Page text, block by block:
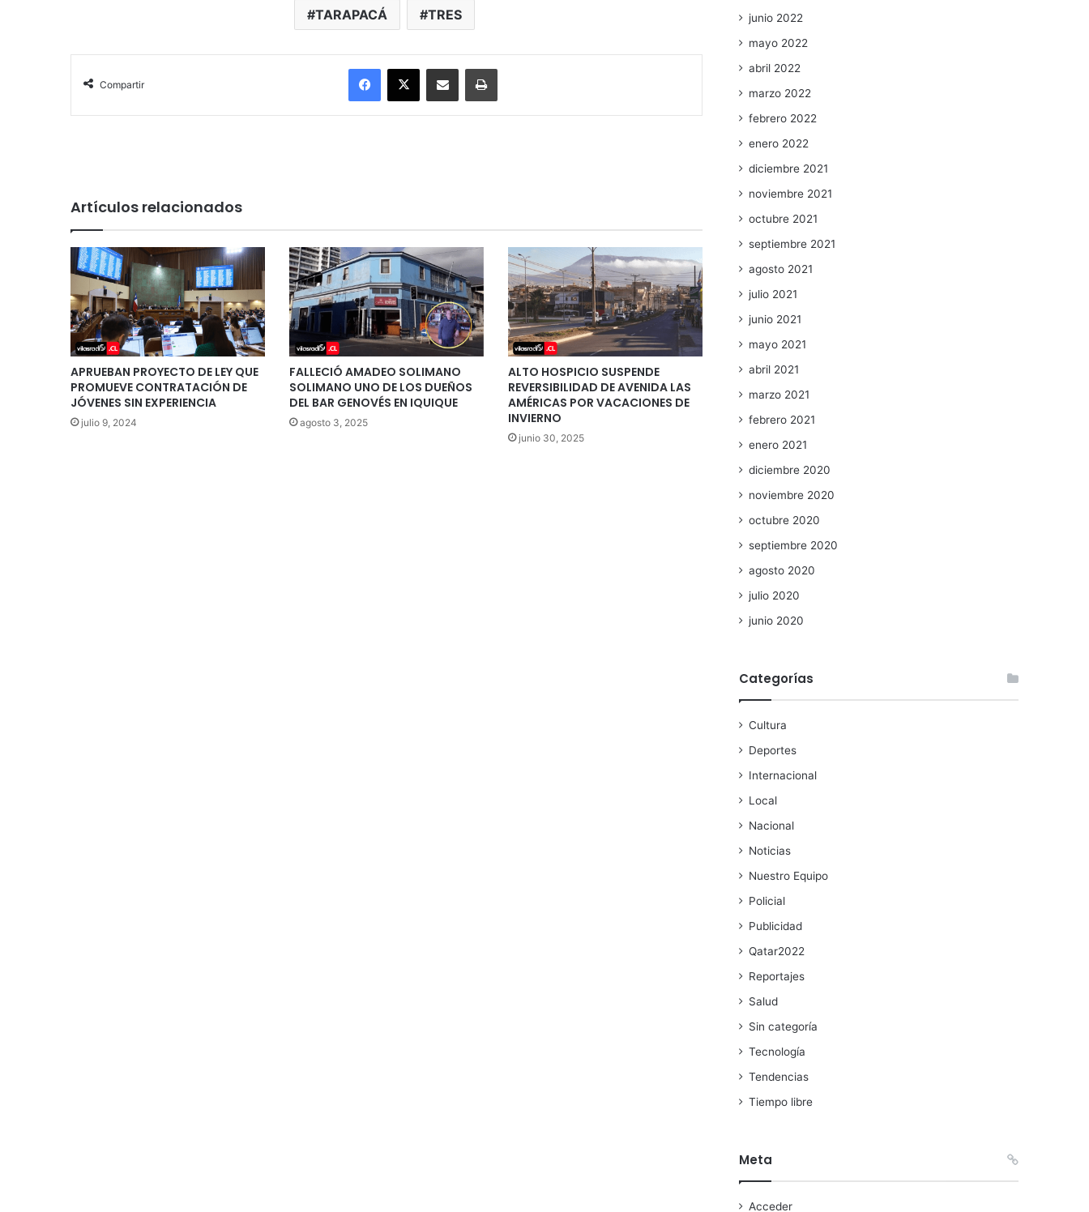
TARAPACÁ TRES
Compartir
Facebook
X Enviar vía email Imprimir
Artículos relacionados
APRUEBAN PROYECTO DE LEY QUE
PROMUEVE CONTRATACIÓN DE
JÓVENES SIN EXPERIENCIA
julio 9, 2024
FALLECIÓ AMADEO SOLIMANO
SOLIMANO UNO DE LOS DUEÑOS
DEL BAR GENOVÉS EN IQUIQUE
agosto 3, 2025
ALTO HOSPICIO SUSPENDE
REVERSIBILIDAD DE AVENIDA LAS
AMÉRICAS POR VACACIONES DE
INVIERNO
junio 30, 2025
junio 2022
mayo 2022
abril 2022
marzo 2022
febrero 2022
enero 2022
diciembre 2021
noviembre 2021
octubre 2021
septiembre 2021
agosto 2021
julio 2021
junio 2021
mayo 2021
abril 2021
marzo 2021
febrero 2021
enero 2021
diciembre 2020
noviembre 2020
octubre 2020
septiembre 2020
agosto 2020
julio 2020
junio 2020
Categorías
Cultura
Deportes
Internacional
Local
Nacional
Noticias
Nuestro Equipo
Policial
Publicidad
Qatar2022
Reportajes
Salud
Sin categoría
Tecnología
Tendencias
Tiempo libre
Meta
Acceder